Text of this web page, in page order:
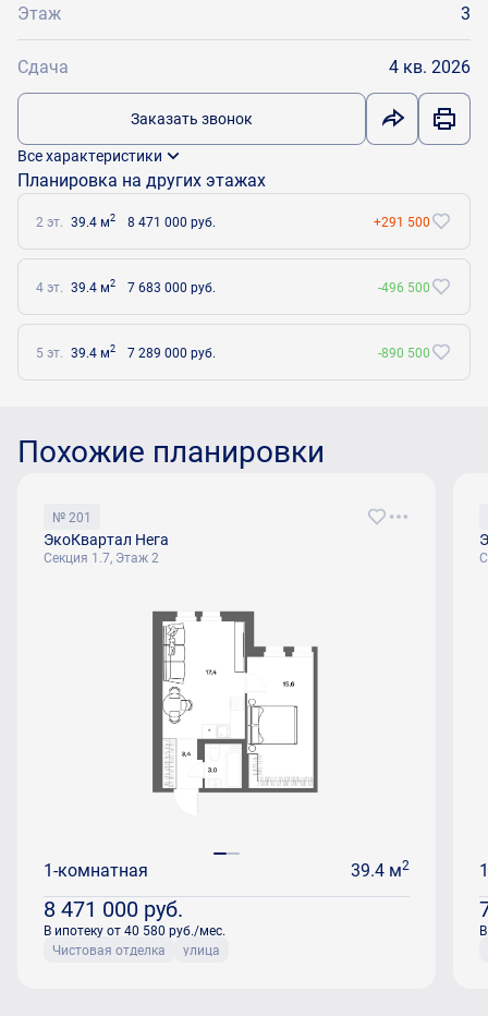
Этаж 3
Сдача 4 кв. 2026
Заказать звонок
Все характеристики
Планировка на других этажах
2 эт. 39.4 м2 8 471 000 руб. +291 500
4 эт. 39.4 м2 7 683 000 руб. -496 500
5 эт. 39.4 м2 7 289 000 руб. -890 500
Похожие планировки
№ 201
ЭкоКвартал Нега
Секция 1.7, Этаж 2
1-комнатная 39.4 м2
8 471 000 руб.
В ипотеку от 40 580 руб./мес.
Чистовая отделка
улица